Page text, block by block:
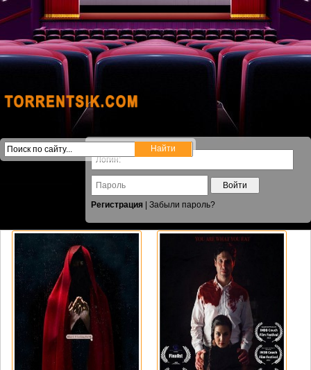
Войти
Регистрация
Забыли пароль?